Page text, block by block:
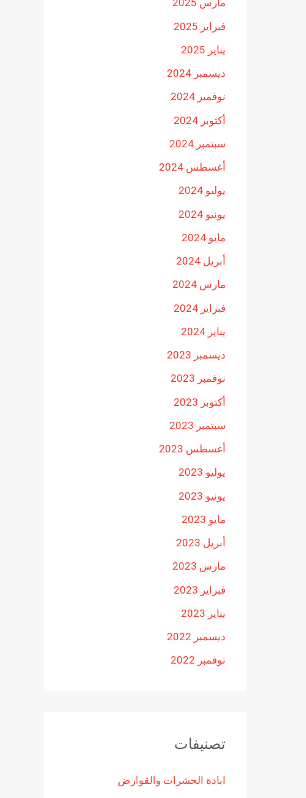
مارس 2025
فبراير 2025
يناير 2025
ديسمبر 2024
نوفمبر 2024
أكتوبر 2024
سبتمبر 2024
أغسطس 2024
يوليو 2024
يونيو 2024
مايو 2024
أبريل 2024
مارس 2024
فبراير 2024
يناير 2024
ديسمبر 2023
نوفمبر 2023
أكتوبر 2023
سبتمبر 2023
أغسطس 2023
يوليو 2023
يونيو 2023
مايو 2023
أبريل 2023
مارس 2023
فبراير 2023
يناير 2023
ديسمبر 2022
نوفمبر 2022
تصنيفات
ابادة الحشرات والقوارض